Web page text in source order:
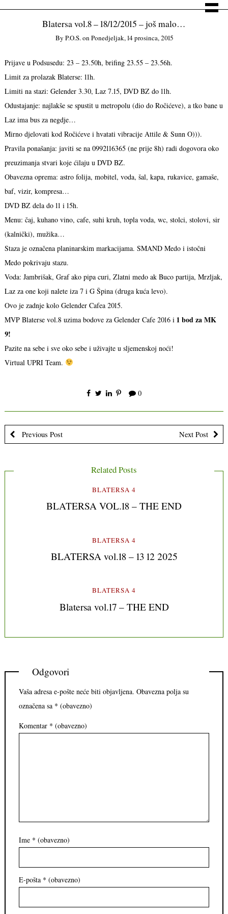
Blatersa vol.8 – 18/12/2015 – još malo…
By P.o.s.on Ponedjeljak, 14 prosinca, 2015
Prijave u Podsusedu: 23 – 23.50h, brifing 23.55 – 23.56h.
Limit za prolazak Blaterse: 11h.
Limiti na stazi: Gelender 3.30, Laz 7.15, DVD BZ do 11h.
Odustajanje: najlakše se spustit u metropolu (dio do Ročićeve), a tko bane u
Laz ima bus za negdje…
Mirno djelovati kod Ročićeve i hvatati vibracije Attile & Sunn O))).
Pravila ponašanja: javiti se na 0992116365 (ne prije 8h) radi dogovora oko
preuzimanja stvari koje ćilaju u DVD BZ.
Obavezna oprema: astro folija, mobitel, voda, šal, kapa, rukavice, gamaše,
baf, vizir, kompresa…
DVD BZ dela do 11 i 15h.
Menu: čaj, kuhano vino, cafe, suhi kruh, topla voda, wc, stolci, stolovi, sir
(kalnički), mužika…
Staza je označena planinarskim markacijama. SMAND Medo i istočni
Medo pokrivaju stazu.
Voda: Jambrišak, Graf ako pipa curi, Zlatni medo ak Buco partija, Mrzljak,
Laz za one koji nalete iza 7 i G Špina (druga kuća levo).
Ovo je zadnje kolo Gelender Cafea 2015.
MVP Blaterse vol.8 uzima bodove za Gelender Cafe 2016 i 1 bod za MK
9!
Pazite na sebe i sve oko sebe i uživajte u sljemenskoj noći!
Virtual UPRI Team.
0
Previous Post Next Post
Related Posts
BLATERSA 4
BLATERSA VOL.18 – THE END
BLATERSA 4
BLATERSA vol.18 – 13 12 2025
BLATERSA 4
Blatersa vol.17 – THE END
Odgovori
Vaša adresa e-pošte neće biti objavljena. Obavezna polja su
označena sa * (obavezno)
Komentar * (obavezno)
Ime * (obavezno)
E-pošta * (obavezno)